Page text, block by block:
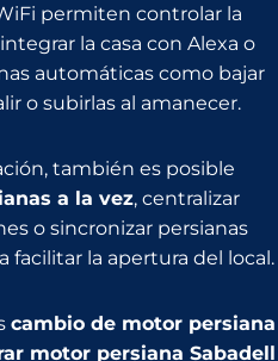
permiten controlar la
la casa con Alexa o
automáticas como bajar
o subirlas al amanecer.
también es posible
a la vez, centralizar
o sincronizar persianas
facilitar la apertura del local.
cambio de motor persiana
motor persiana Sabadell